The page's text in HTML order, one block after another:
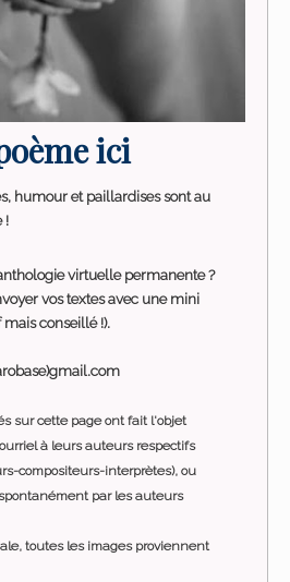
ici
humour et paillardises sont au
!
virtuelle permanente ?
vos textes avec une mini
conseillé !).
sur cette page ont fait l'objet
à leurs auteurs respectifs
compositeurs-interprètes), ou
par les auteurs
toutes les images proviennent